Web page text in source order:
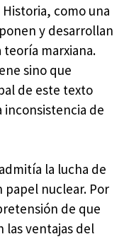
como una
y desarrollan
marxiana.
sino que
de este texto
de
la lucha de
papel nuclear. Por
de que
las ventajas del